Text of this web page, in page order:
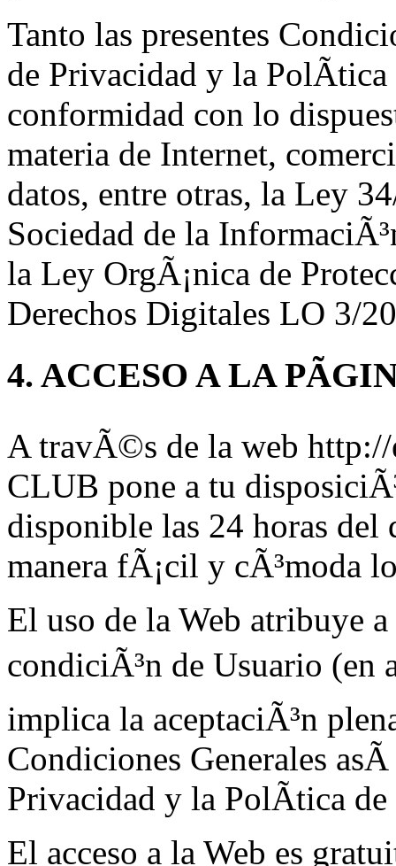
Tanto las presentes
de Privacidad y la PolÃ­tica
conformidad con lo
materia de Internet,
datos, entre otras, la Ley
Sociedad de la
la Ley OrgÃ¡nica de
Derechos Digitales LO 3/
4. ACCESO A LA
A travÃ©s de la web
CLUB pone a tu
disponible las 24 horas del
manera fÃ¡cil y cÃ³moda
El uso de la Web atribuye
condiciÃ³n de Usuario (en
implica la aceptaciÃ³n
Condiciones Generales
Privacidad y la PolÃ­tica de
El acceso a la Web es